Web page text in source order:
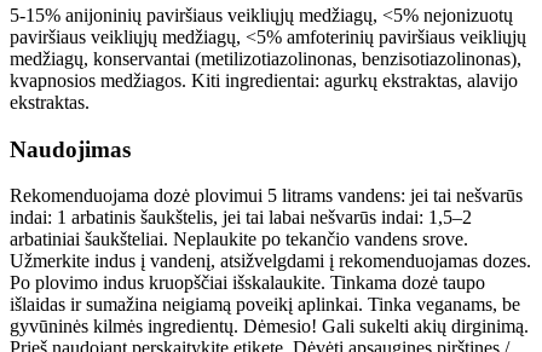
5-15% anijoninių paviršiaus veikliųjų medžiagų, <5% nejonizuotų
paviršiaus veikliųjų medžiagų, <5% amfoterinių paviršiaus veikliųjų
medžiagų, konservantai (metilizotiazolinonas, benzisotiazolinonas),
kvapnosios medžiagos. Kiti ingredientai: agurkų ekstraktas, alavijo
ekstraktas.
Naudojimas
Rekomenduojama dozė plovimui 5 litrams vandens: jei tai nešvarūs
indai: 1 arbatinis šaukštelis, jei tai labai nešvarūs indai: 1,5–2
arbatiniai šaukšteliai. Neplaukite po tekančio vandens srove.
Užmerkite indus į vandenį, atsižvelgdami į rekomenduojamas dozes.
Po plovimo indus kruopščiai išskalaukite. Tinkama dozė taupo
išlaidas ir sumažina neigiamą poveikį aplinkai. Tinka veganams, be
gyvūninės kilmės ingredientų. Dėmesio! Gali sukelti akių dirginimą.